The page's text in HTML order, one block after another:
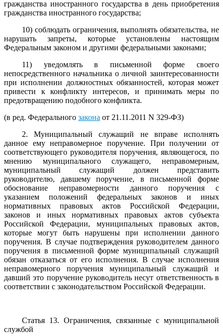
гражданства иностранного государства в день приобретения
гражданства иностранного государства;
10) соблюдать ограничения, выполнять обязательства, не
нарушать запреты, которые установлены настоящим
Федеральным законом и другими федеральными законами;
11) уведомлять в письменной форме своего
непосредственного начальника о личной заинтересованности
при исполнении должностных обязанностей, которая может
привести к конфликту интересов, и принимать меры по
предотвращению подобного конфликта.
(в ред. Федерального закона от 21.11.2011 N 329-ФЗ)
2. Муниципальный служащий не вправе исполнять
данное ему неправомерное поручение. При получении от
соответствующего руководителя поручения, являющегося, по
мнению муниципального служащего, неправомерным,
муниципальный служащий должен представить
руководителю, давшему поручение, в письменной форме
обоснование неправомерности данного поручения с
указанием положений федеральных законов и иных
нормативных правовых актов Российской Федерации,
законов и иных нормативных правовых актов субъекта
Российской Федерации, муниципальных правовых актов,
которые могут быть нарушены при исполнении данного
поручения. В случае подтверждения руководителем данного
поручения в письменной форме муниципальный служащий
обязан отказаться от его исполнения. В случае исполнения
неправомерного поручения муниципальный служащий и
давший это поручение руководитель несут ответственность в
соответствии с законодательством Российской Федерации.
Статья 13. Ограничения, связанные с муниципальной
службой